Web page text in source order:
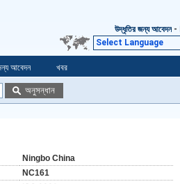
উদ্ধৃতির জন্য আবেদন -
Select Language
আবেদন খবর
অনুসন্ধান
Ningbo China
NC161